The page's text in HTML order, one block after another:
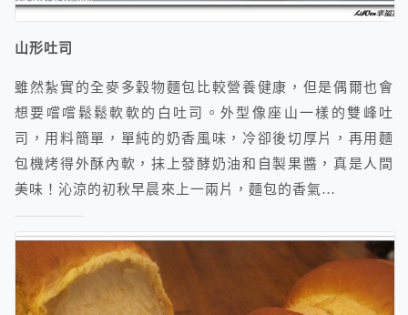
山形吐司
雖然紮實的全麥多穀物麵包比較營養健康，但是偶爾也會
想要嚐嚐鬆鬆軟軟的白吐司。外型像座山一樣的雙峰吐
司，用料簡單，單純的奶香風味，冷卻後切厚片，再用麵
包機烤得外酥內軟，抹上發酵奶油和自製果醬，真是人間
美味！沁涼的初秋早晨來上一兩片，麵包的香氣…